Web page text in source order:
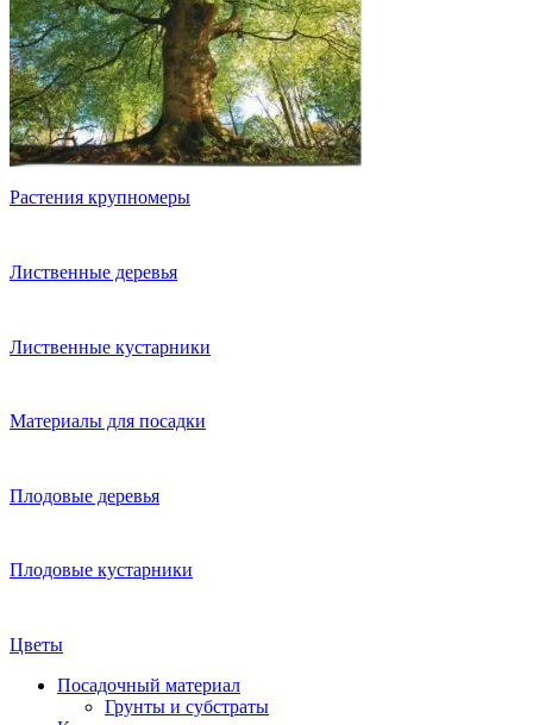
Растения крупномеры
Лиственные деревья
Лиственные кустарники
Материалы для посадки
Плодовые деревья
Плодовые кустарники
Цветы
Посадочный материал
Грунты и субстраты